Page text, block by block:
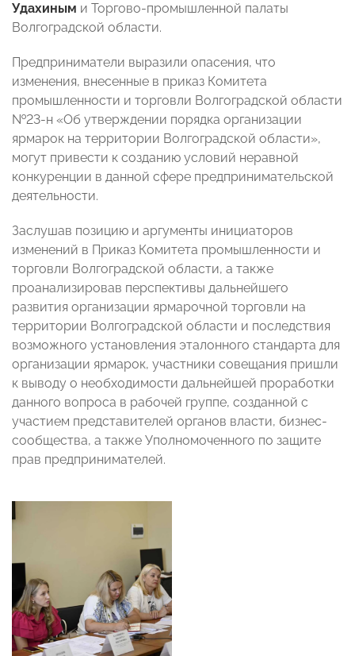
Удахиным и Торгово-промышленной палаты
Волгоградской области.
Предприниматели выразили опасения, что
изменения, внесенные в приказ Комитета
промышленности и торговли Волгоградской области
№23-н «Об утверждении порядка организации
ярмарок на территории Волгоградской области»,
могут привести к созданию условий неравной
конкуренции в данной сфере предпринимательской
деятельности.
Заслушав позицию и аргументы инициаторов
изменений в Приказ Комитета промышленности и
торговли Волгоградской области, а также
проанализировав перспективы дальнейшего
развития организации ярмарочной торговли на
территории Волгоградской области и последствия
возможного установления эталонного стандарта для
организации ярмарок, участники совещания пришли
к выводу о необходимости дальнейшей проработки
данного вопроса в рабочей группе, созданной с
участием представителей органов власти, бизнес-
сообщества, а также Уполномоченного по защите
прав предпринимателей.